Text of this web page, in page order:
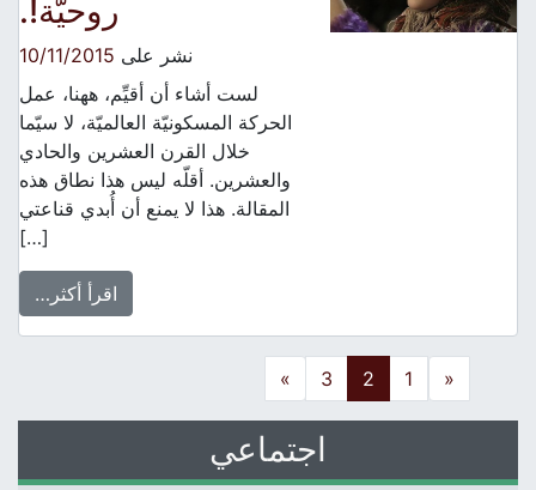
روحيّة!.
نشر على10/11/2015
لست أشاء أن أقيِّم، ههنا، عمل
الحركة المسكونيّة العالميّة، لا سيّما
خلال القرن العشرين والحادي
والعشرين. أقلّه ليس هذا نطاق هذه
المقالة. هذا لا يمنع أن أُبدي قناعتي
[…]
اقرأ أكثر…
Posts navigation
اجتماعي